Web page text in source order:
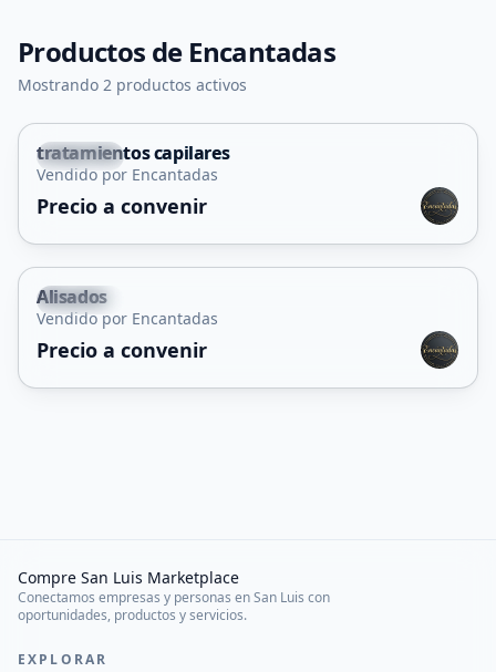
Productos de Encantadas
Mostrando 2 productos activos
Capital
tratamientos capilares
Vendido por Encantadas
Precio a convenir
Capital
Alisados
Vendido por Encantadas
Precio a convenir
Compre San Luis Marketplace
Conectamos empresas y personas en San Luis con
oportunidades, productos y servicios.
EXPLORAR